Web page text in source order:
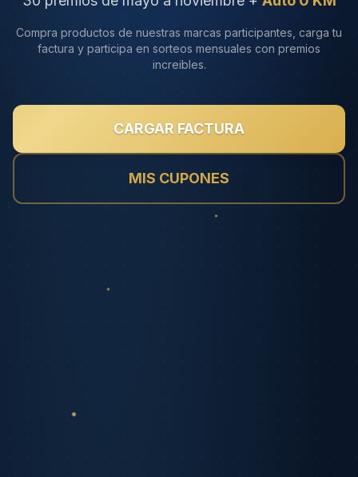
Compra productos de nuestras marcas participantes, carga tu
factura y participa en sorteos mensuales con premios
increibles.
CARGAR FACTURA
MIS CUPONES